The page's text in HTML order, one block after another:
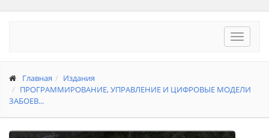
Toggle
Главная
Издания
ПРОГРАММИРОВАНИЕ, УПРАВЛЕНИЕ И ЦИФРОВЫЕ МОДЕЛИ
ЗАБОЕВ...